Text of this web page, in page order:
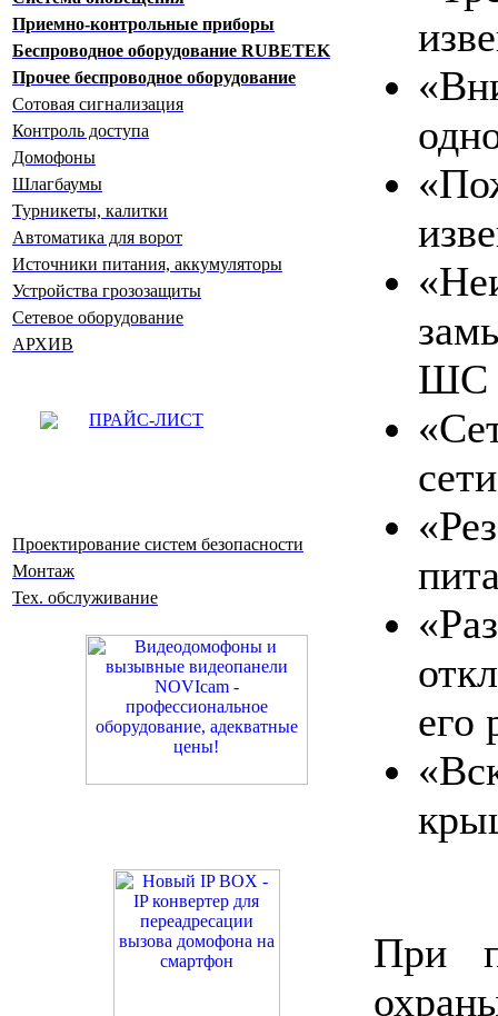
Приемно-контрольные приборы
Беспроводное оборудование RUBETEK
Прочее беспроводное оборудование
Сотовая сигнализация
Контроль доступа
Домофоны
Шлагбаумы
Турникеты, калитки
Автоматика для ворот
Источники питания, аккумуляторы
Устройства грозозащиты
Сетевое оборудование
АРХИВ
ПРАЙС-ЛИСТ
Проектирование систем безопасности
Монтаж
Тех. обслуживание
ШС
сети
его
При